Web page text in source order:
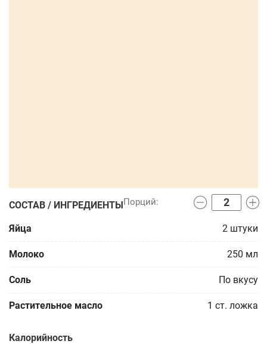
СОСТАВ / ИНГРЕДИЕНТЫ
Яйца 2 штуки
Молоко 250 мл
Соль По вкусу
Растительное масло 1 ст. ложка
Калорийность